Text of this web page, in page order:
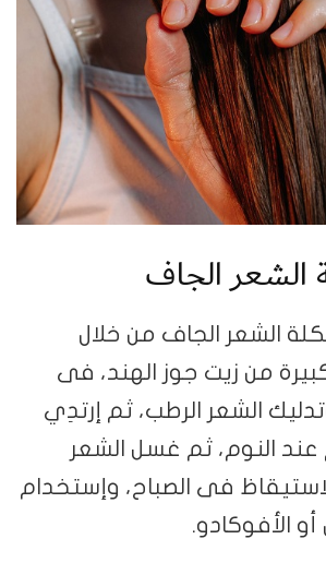
الجاف
الشعر الجاف من خلال
من زيت جوز الهند، فى
الشعر الرطب، ثم إرتدِي
النوم، ثم غسل الشعر
فى الصباح، وإستخدام
أو الأفوكادو.